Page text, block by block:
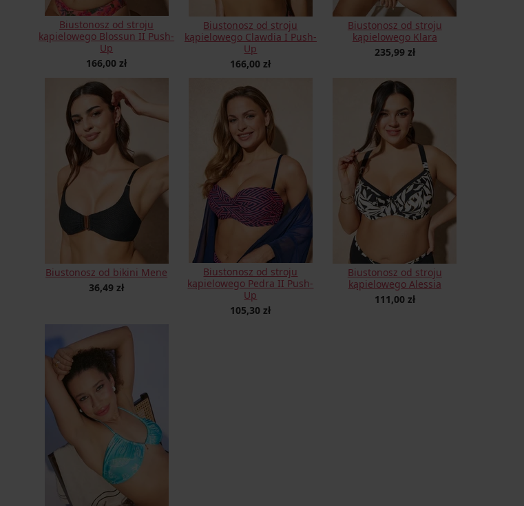
Biustonosz od stroju
kąpielowego Blossun II Push-
Up
166,00 zł
Biustonosz od stroju
kąpielowego Clawdia I Push-
Up
166,00 zł
Biustonosz od stroju
kąpielowego Klara
235,99 zł
Biustonosz od bikini Mene
36,49 zł
Biustonosz od stroju
kąpielowego Pedra II Push-
Up
105,30 zł
Biustonosz od stroju
kąpielowego Alessia
111,00 zł